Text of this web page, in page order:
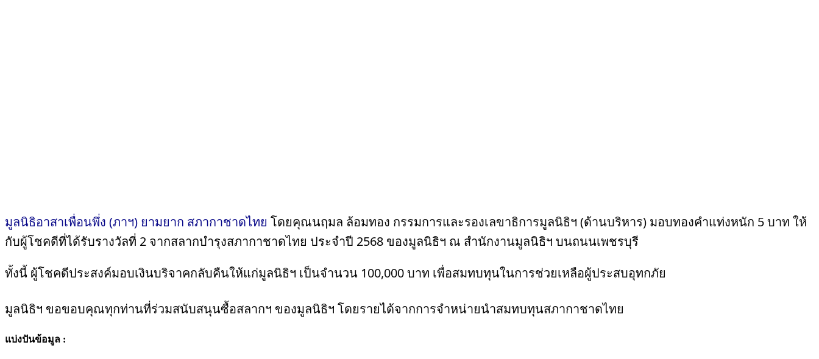
มูลนิธิอาสาเพื่อนพึ่ง (ภาฯ) ยามยาก สภากาชาดไทย โดยคุณนฤมล ล้อมทอง กรรมการและรองเลขาธิการมูลนิธิฯ (ด้านบริหาร) มอบทองคำแท่งหนัก 5 บาท ให้
กับผู้โชคดีที่ได้รับรางวัลที่ 2 จากสลากบำรุงสภากาชาดไทย ประจำปี 2568 ของมูลนิธิฯ ณ สำนักงานมูลนิธิฯ บนถนนเพชรบุรี
ทั้งนี้ ผู้โชคดีประสงค์มอบเงินบริจาคกลับคืนให้แก่มูลนิธิฯ เป็นจำนวน 100,000 บาท เพื่อสมทบทุนในการช่วยเหลือผู้ประสบอุทกภัย
มูลนิธิฯ ขอขอบคุณทุกท่านที่ร่วมสนับสนุนซื้อสลากฯ ของมูลนิธิฯ โดยรายได้จากการจำหน่ายนำสมทบทุนสภากาชาดไทย
แบ่งปันข้อมูล :